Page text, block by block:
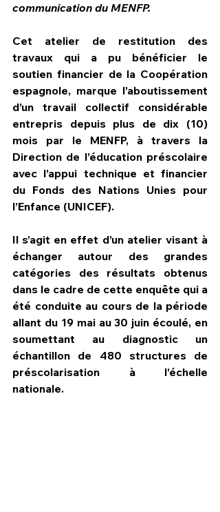
communication du MENFP.
Cet atelier de restitution des
travaux qui a pu bénéficier le
soutien financier de la Coopération
espagnole, marque l’aboutissement
d’un travail collectif considérable
entrepris depuis plus de dix (10)
mois par le MENFP, à travers la
Direction de l’éducation préscolaire
avec l’appui technique et financier
du Fonds des Nations Unies pour
l’Enfance (UNICEF).
Il s’agit en effet d’un atelier visant à
échanger autour des grandes
catégories des résultats obtenus
dans le cadre de cette enquête qui a
été conduite au cours de la période
allant du 19 mai au 30 juin écoulé, en
soumettant au diagnostic un
échantillon de 480 structures de
préscolarisation à l’échelle
nationale.